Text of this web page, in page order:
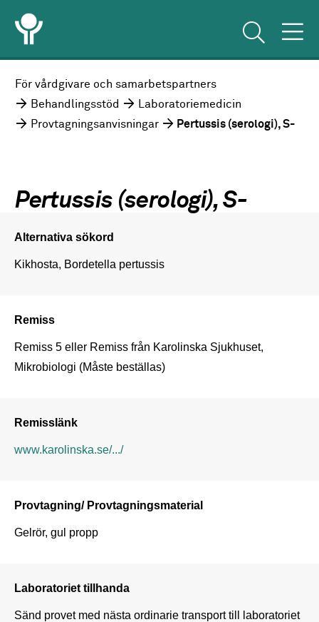
För vårdgivare och samarbetspartners
Behandlingsstöd
Laboratoriemedicin
Provtagningsanvisningar
Pertussis (serologi), S-
Pertussis (serologi), S-
Alternativa sökord
Kikhosta, Bordetella pertussis
Remiss
Remiss 5 eller Remiss från Karolinska Sjukhuset,
Mikrobiologi (Måste beställas)
Remisslänk
www.karolinska.se/.../
Provtagning/ Provtagningsmaterial
Gelrör, gul propp
Laboratoriet tillhanda
Sänd provet med nästa ordinarie transport till laboratoriet